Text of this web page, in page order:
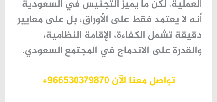
العملية. لكن ما يميز التجنيس في السعودية
أنه لا يعتمد فقط على الأوراق، بل على معايير
دقيقة تشمل الكفاءة، الإقامة النظامية،
والقدرة على الاندماج في المجتمع السعودي.
تواصل معنا الآن 966530379870+